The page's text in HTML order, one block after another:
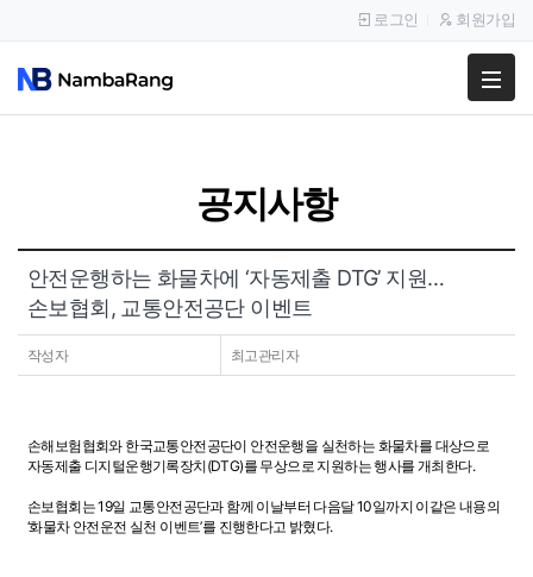
팔고
공지사항
이용후기
로그인 회원가입
공지사항
안전운행하는 화물차에 ‘자동제출 DTG’ 지원…
손보협회, 교통안전공단 이벤트
작성자 최고관리자
손해보험협회와 한국교통안전공단이 안전운행을 실천하는 화물차를 대상으로
자동제출 디지털운행기록장치(DTG)를 무상으로 지원하는 행사를 개최한다.
손보협회는 19일 교통안전공단과 함께 이날부터 다음달 10일까지 이같은 내용의
‘화물차 안전운전 실천 이벤트’를 진행한다고 밝혔다.